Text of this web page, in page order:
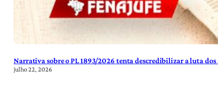
Narrativa sobre o PL 1893/2026 tenta descredibilizar a luta
julho 22, 2026